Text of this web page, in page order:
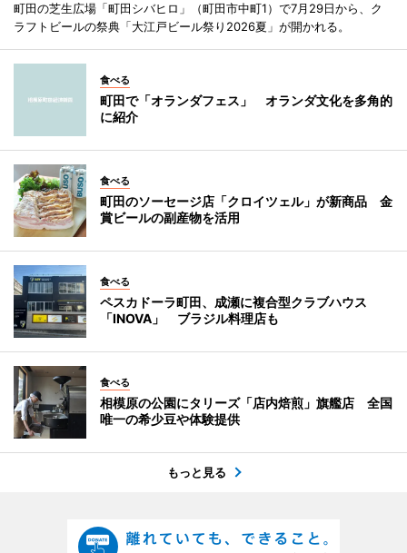
町田の芝生広場「町田シバヒロ」（町田市中町1）で7月29日から、ク
ラフトビールの祭典「大江戸ビール祭り2026夏」が開かれる。
食べる
町田で「オランダフェス」 オランダ文化を多角的
に紹介
食べる
町田のソーセージ店「クロイツェル」が新商品 金
賞ビールの副産物を活用
食べる
ペスカドーラ町田、成瀬に複合型クラブハウス
「INOVA」 ブラジル料理店も
食べる
相模原の公園にタリーズ「店内焙煎」旗艦店 全国
唯一の希少豆や体験提供
もっと見る